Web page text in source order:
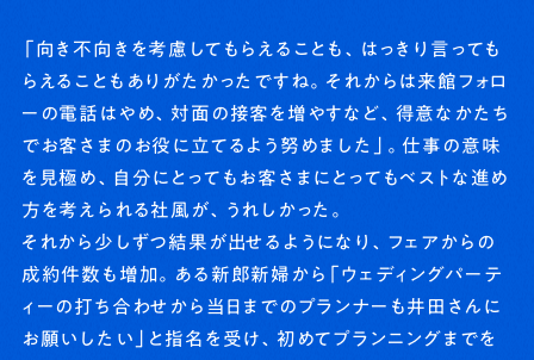
「向き不向きを考慮してもらえることも、はっきり言っても
らえることもありがたかったですね。それからは来館フォロ
ーの電話はやめ、対面の接客を増やすなど、得意なかたち
でお客さまのお役に立てるよう努めました」。仕事の意味
を見極め、自分にとってもお客さまにとってもベストな進め
方を考えられる社風が、うれしかった。
それから少しずつ結果が出せるようになり、フェアからの
成約件数も増加。ある新郎新婦から「ウェディングパーテ
ィーの打ち合わせから当日までのプランナーも井田さんに
お願いしたい」と指名を受け、初めてプランニングまでを